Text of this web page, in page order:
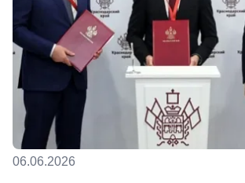
06.06.2026